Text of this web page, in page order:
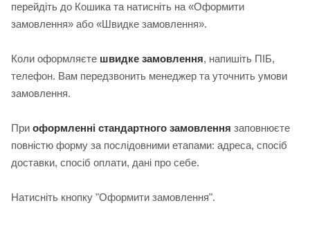
перейдіть до Кошика та натисніть на «Оформити
замовлення» або «Швидке замовлення».
Коли оформляєте швидке замовлення, напишіть ПІБ,
телефон. Вам передзвонить менеджер та уточнить умови
замовлення.
При оформленні стандартного замовлення заповнюєте
повністю форму за послідовними етапами: адреса, спосіб
доставки, спосіб оплати, дані про себе.
Натисніть кнопку "Оформити замовлення".